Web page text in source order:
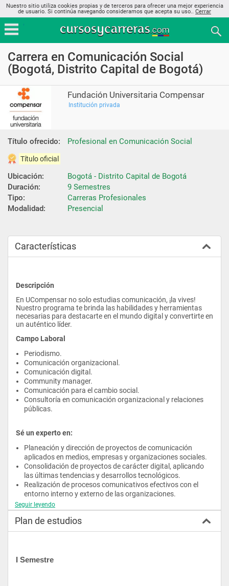
Nuestro sitio utiliza cookies propias y de terceros para ofrecer una mejor experiencia
de usuario. Si continúa navegando consideramos que acepta su uso.. Cerrar
Carrera en Comunicación Social
(Bogotá, Distrito Capital de Bogotá)
Fundación Universitaria Compensar
Institución privada
Título ofrecido: Profesional en Comunicación Social
Título oficial
Ubicación:
Bogotá - Distrito Capital de Bogotá
Duración:
9 Semestres
Tipo:
Carreras Profesionales
Modalidad:
Presencial
Características
Descripción
En UCompensar no solo estudias comunicación, ¡la vives!
Nuestro programa te brinda las habilidades y herramientas
necesarias para destacarte en el mundo digital y convertirte en
un auténtico líder.
Campo Laboral
Periodismo.
Comunicación organizacional.
Comunicación digital.
Community manager.
Comunicación para el cambio social.
Consultoría en comunicación organizacional y relaciones
públicas.
Sé un experto en:
Planeación y dirección de proyectos de comunicación
aplicados en medios, empresas y organizaciones sociales.
Consolidación de proyectos de carácter digital, aplicando
las últimas tendencias y desarrollos tecnológicos.
Realización de procesos comunicativos efectivos con el
entorno interno y externo de las organizaciones.
Creación y producción de mensajes e informaciones para
medios, empresas y organizaciones sociales.​
Dirección de departamentos de comunicación en diferentes
tipos de organizaciones.
Seguir leyendo
Plan de estudios
I Semestre